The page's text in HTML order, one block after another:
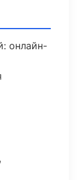
онлайн-